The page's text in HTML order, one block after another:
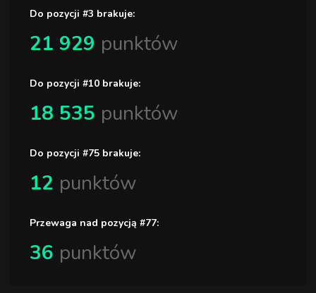
Do pozycji #3 brakuje:
21 929 punktów
Do pozycji #10 brakuje:
18 535 punktów
Do pozycji #75 brakuje:
12 punktów
Przewaga nad pozycją #77:
36 punktów